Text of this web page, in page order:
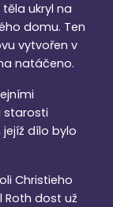
ukryl na
domu. Ten
vytvořen v
natáčeno.
starosti
dílo bylo
Christieho
Roth dost už